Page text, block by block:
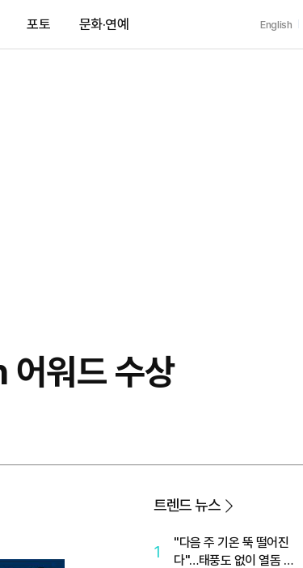
포토 문화·연예 English
어워드 수상
트렌드 뉴스
1
"다음 주 기온 뚝 떨어진
다"…태풍도 없이 열돔 박